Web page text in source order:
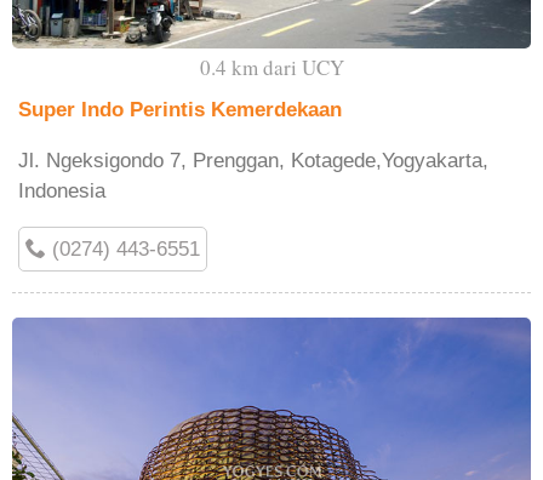
0.4 km dari UCY
Super Indo Perintis Kemerdekaan
Jl. Ngeksigondo 7, Prenggan, Kotagede,Yogyakarta,
Indonesia
(0274) 443-6551